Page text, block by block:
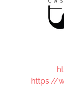
https://